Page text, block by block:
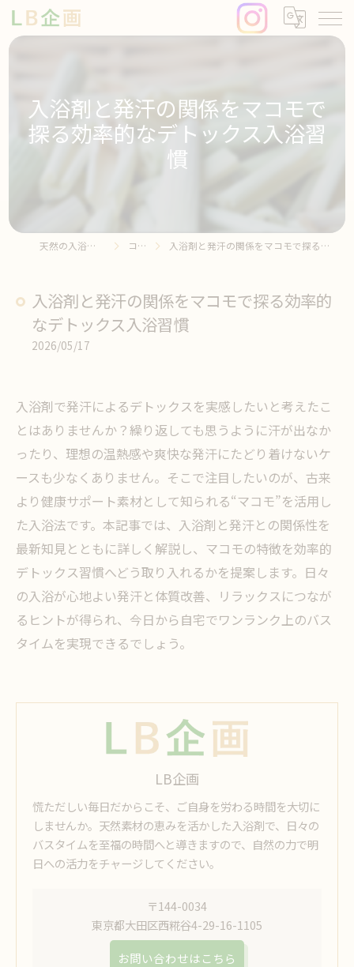
入浴剤と発汗の関係をマコモで
探る効率的なデトックス入浴習
慣
天然の入浴剤ならLB企画 コラム 入浴剤と発汗の関係をマコモで探る効率的なデトックス入浴習慣
入浴剤と発汗の関係をマコモで探る効率的
なデトックス入浴習慣
2026/05/17
入浴剤で発汗によるデトックスを実感したいと考えたこ
とはありませんか？繰り返しても思うように汗が出なか
ったり、理想の温熱感や爽快な発汗にたどり着けないケ
ースも少なくありません。そこで注目したいのが、古来
より健康サポート素材として知られる“マコモ”を活用し
た入浴法です。本記事では、入浴剤と発汗との関係性を
最新知見とともに詳しく解説し、マコモの特徴を効率的
デトックス習慣へどう取り入れるかを提案します。日々
の入浴が心地よい発汗と体質改善、リラックスにつなが
るヒントが得られ、今日から自宅でワンランク上のバス
タイムを実現できるでしょう。
LB企画
慌ただしい毎日だからこそ、ご自身を労わる時間を大切に
しませんか。天然素材の恵みを活かした入浴剤で、日々の
バスタイムを至福の時間へと導きますので、自然の力で明
日への活力をチャージしてください。
〒144-0034
東京都大田区西糀谷4-29-16-1105
お問い合わせはこちら